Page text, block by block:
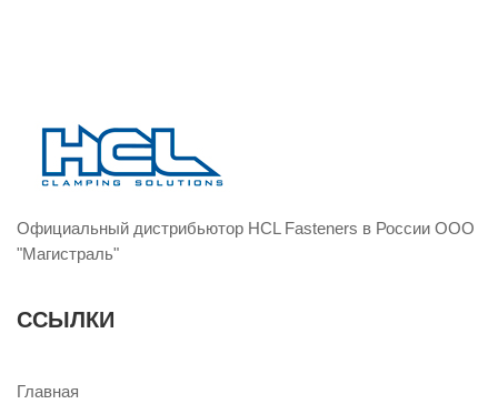
Официальный дистрибьютор HCL Fasteners в России ООО
"Магистраль"
ССЫЛКИ
Главная